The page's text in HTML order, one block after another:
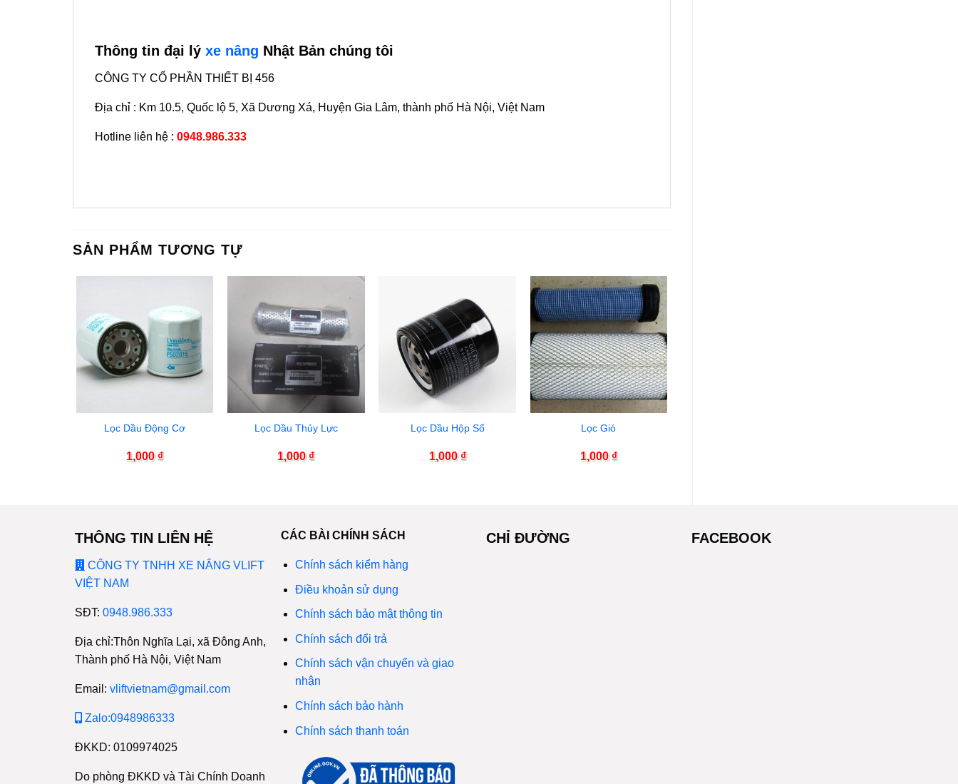
Thông tin đại lý xe nâng Nhật Bản chúng tôi
CÔNG TY CỔ PHẦN THIẾT BỊ 456
Địa chỉ : Km 10.5, Quốc lộ 5, Xã Dương Xá, Huyện Gia Lâm, thành phố Hà Nội, Việt Nam
Hotline liên hệ : 0948.986.333
SẢN PHẨM TƯƠNG TỰ
Lọc Dầu Động Cơ
1,000 ₫
Lọc Dầu Thủy Lực
1,000 ₫
Lọc Dầu Hộp Số
1,000 ₫
Lọc Gió
1,000 ₫
THÔNG TIN LIÊN HỆ
CÔNG TY TNHH XE NÂNG VLIFT
VIỆT NAM
SĐT:0948.986.333
Địa chỉ:Thôn Nghĩa Lại, xã Đông Anh,
Thành phố Hà Nội, Việt Nam
Email:vliftvietnam@gmail.com
Zalo:0948986333
ĐKKD: 0109974025
Do phòng ĐKKD và Tài Chính Doanh
CÁC BÀI CHÍNH SÁCH
Chính sách kiểm hàng
Điều khoản sử dụng
Chính sách bảo mật thông tin
Chính sách đổi trả
Chính sách vận chuyển và giao
nhận
Chính sách bảo hành
Chính sách thanh toán
CHỈ ĐƯỜNG FACEBOOK